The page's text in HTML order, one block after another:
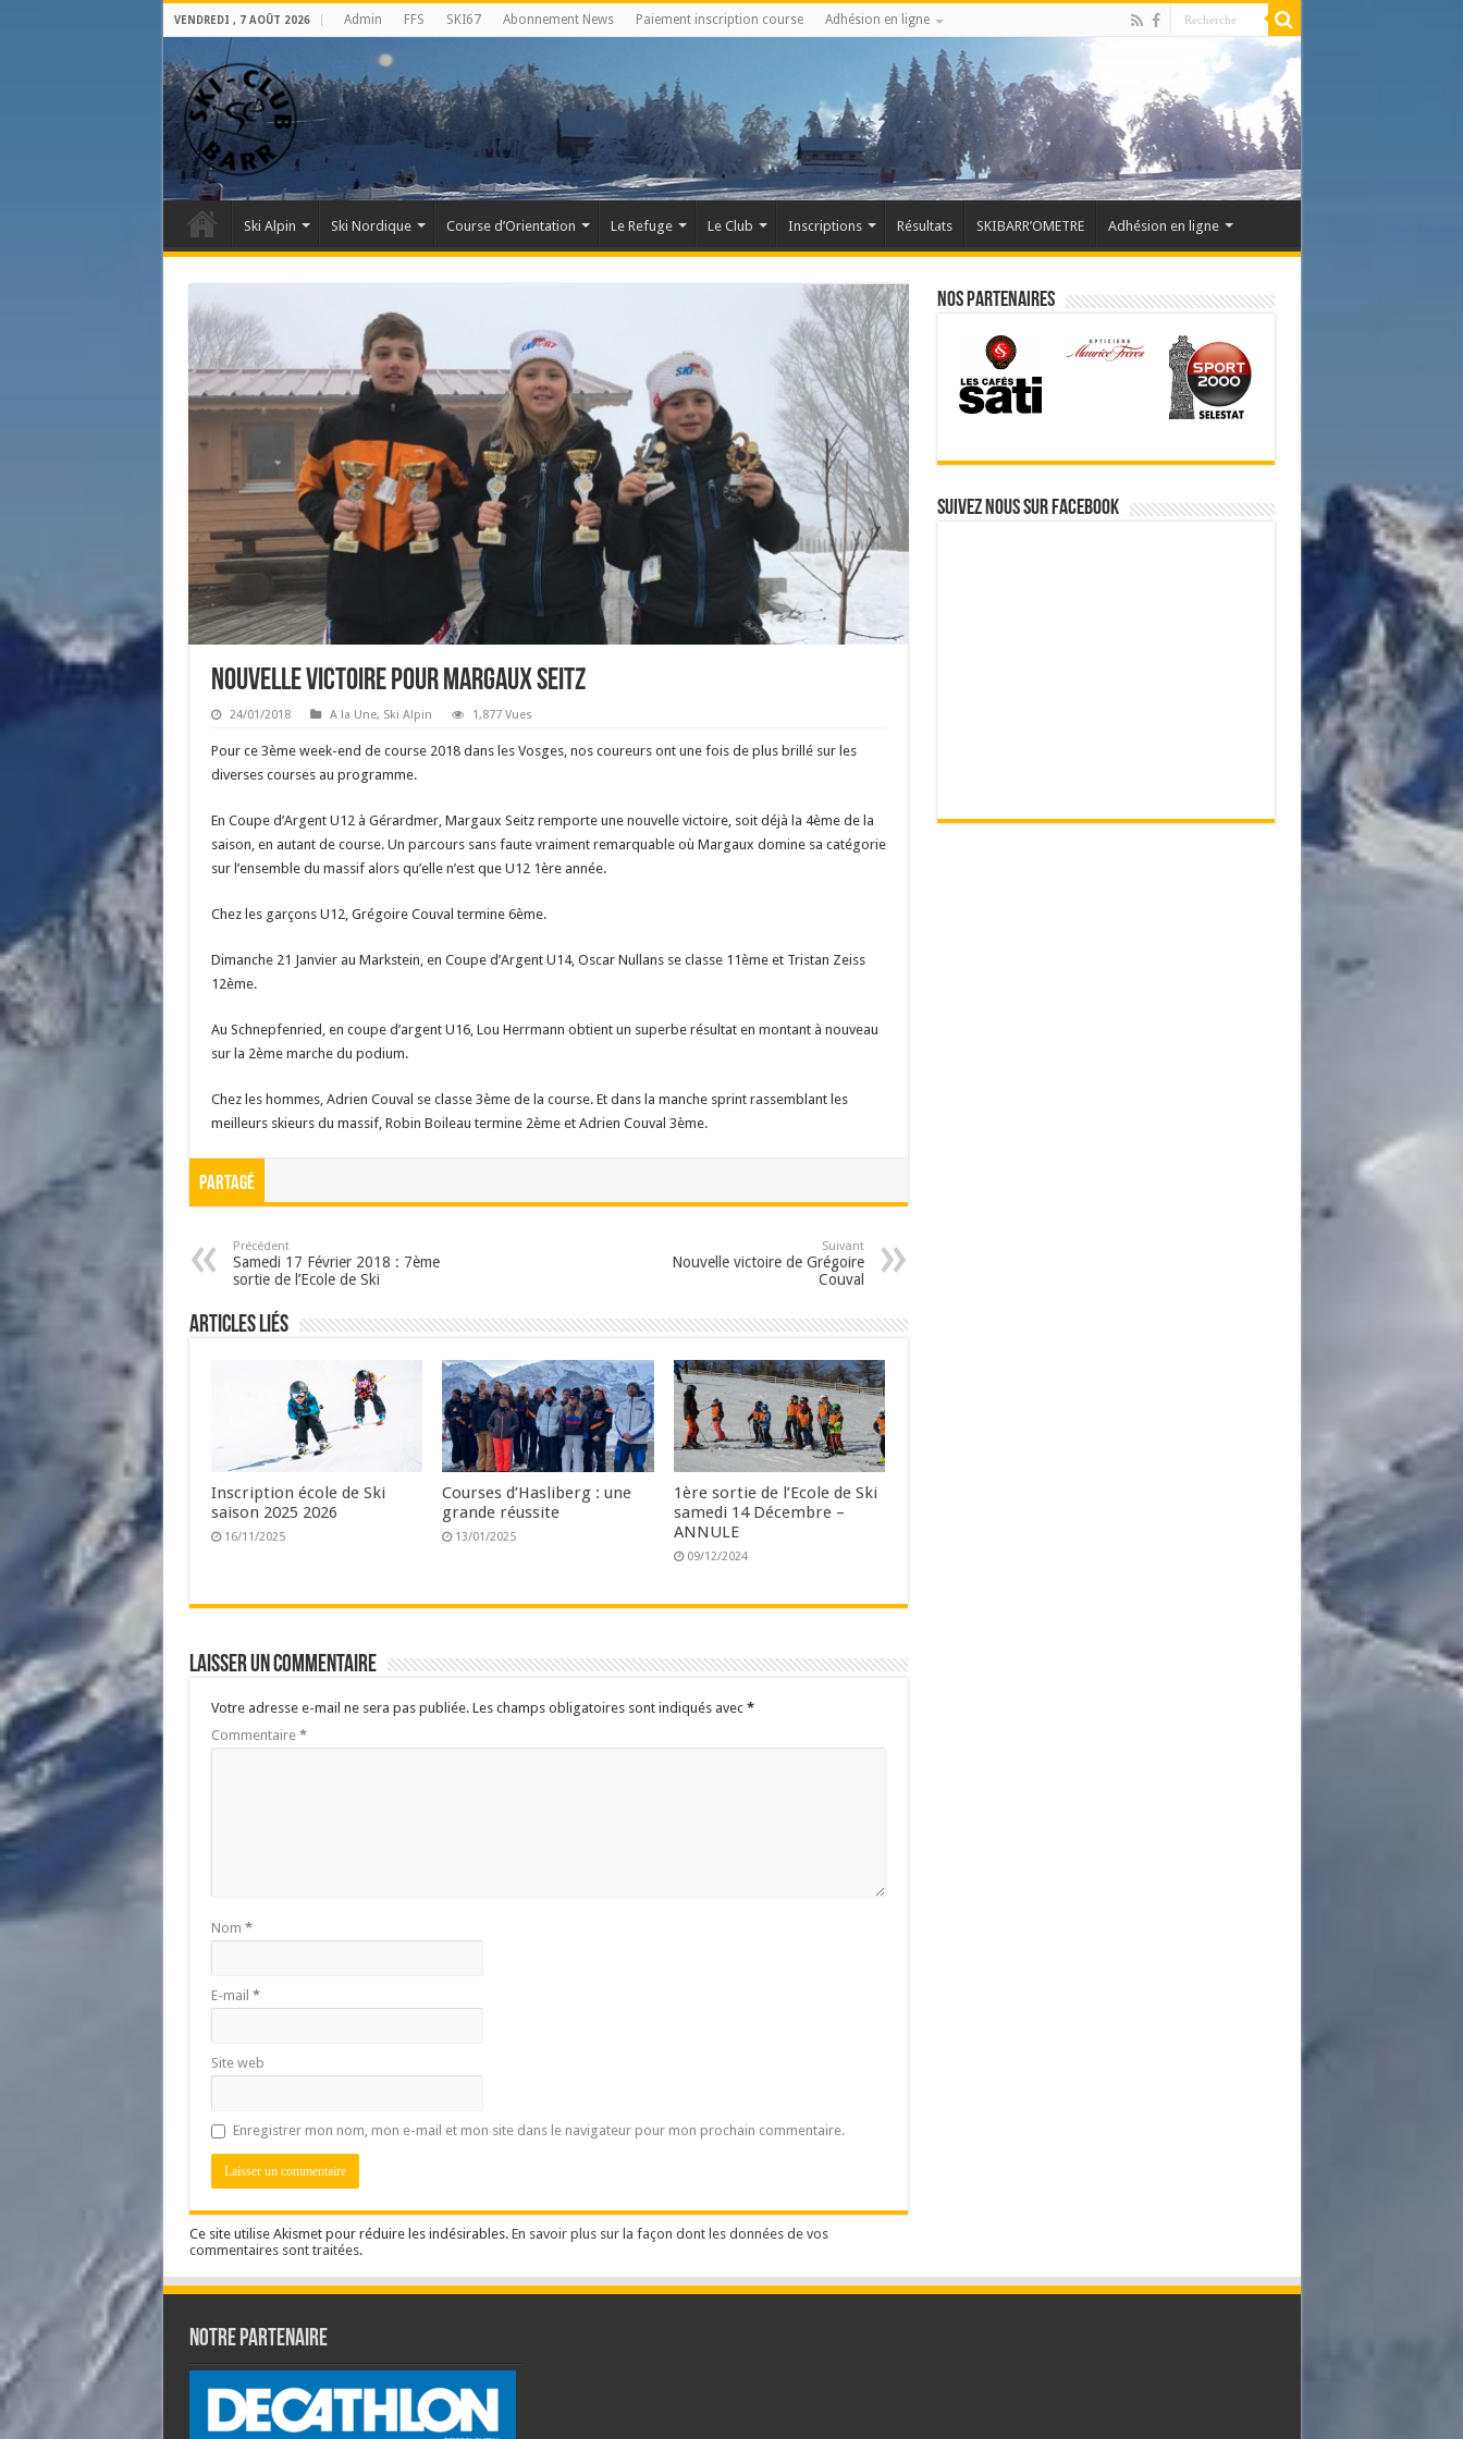
VENDREDI , 7 AOÛT 2026 Admin FFS SKI67 Abonnement News Paiement inscription course Adhésion en ligne
Ski Alpin Ski Nordique Course d’Orientation Le Refuge Le Club Inscriptions Résultats SKIBARR’OMETRE Adhésion en ligne
Nouvelle victoire pour Margaux Seitz
24/01/2018 A la Une, Ski Alpin 1,877 Vues
Pour ce 3ème week-end de course 2018 dans les Vosges, nos coureurs ont une fois de plus brillé sur les
diverses courses au programme.
En Coupe d’Argent U12 à Gérardmer, Margaux Seitz remporte une nouvelle victoire, soit déjà la 4ème de la
saison, en autant de course. Un parcours sans faute vraiment remarquable où Margaux domine sa catégorie
sur l’ensemble du massif alors qu’elle n’est que U12 1ère année.
Chez les garçons U12, Grégoire Couval termine 6ème.
Dimanche 21 Janvier au Markstein, en Coupe d’Argent U14, Oscar Nullans se classe 11ème et Tristan Zeiss
12ème.
Au Schnepfenried, en coupe d’argent U16, Lou Herrmann obtient un superbe résultat en montant à nouveau
sur la 2ème marche du podium.
Chez les hommes, Adrien Couval se classe 3ème de la course. Et dans la manche sprint rassemblant les
meilleurs skieurs du massif, Robin Boileau termine 2ème et Adrien Couval 3ème.
Partagé
Précédent
Samedi 17 Février 2018 : 7ème
sortie de l’Ecole de Ski
Suivant
Nouvelle victoire de Grégoire
Couval
Articles liés
Inscription école de Ski
saison 2025 2026
16/11/2025
Courses d’Hasliberg : une
grande réussite
13/01/2025
1ère sortie de l’Ecole de Ski
samedi 14 Décembre –
ANNULE
09/12/2024
Laisser un commentaire
Votre adresse e-mail ne sera pas publiée. Les champs obligatoires sont indiqués avec *
Commentaire *
Nom *
E-mail *
Site web
Enregistrer mon nom, mon e-mail et mon site dans le navigateur pour mon prochain commentaire.
Ce site utilise Akismet pour réduire les indésirables. En savoir plus sur la façon dont les données de vos
commentaires sont traitées.
Nos partenaires
Suivez nous sur Facebook
Notre partenaire